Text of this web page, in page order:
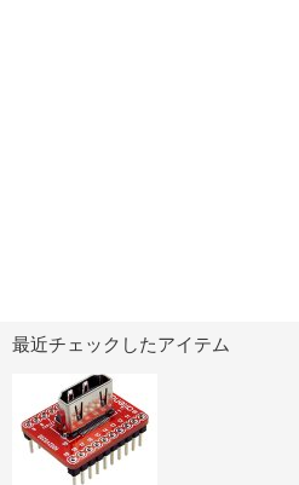
最近チェックしたアイテム